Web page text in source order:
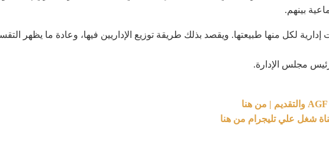
بينهم.
لكل منها طبيعتها. ويقصد بذلك طريقة توزيع الإداريين فيها، وعادة ما يظهر
رئيس مجلس الإدارة.
شغل علي تليجرام من هنا